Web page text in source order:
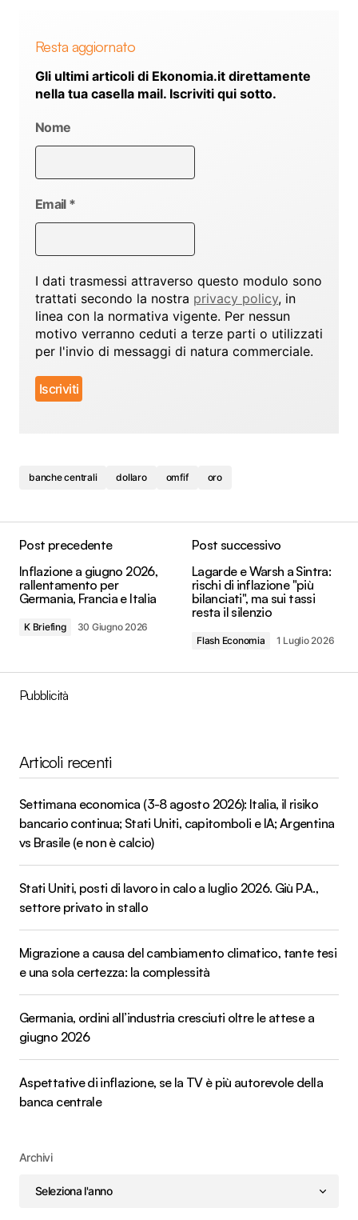
Resta aggiornato
Gli ultimi articoli di Ekonomia.it direttamente
nella tua casella mail. Iscriviti qui sotto.
Nome
Email *
I dati trasmessi attraverso questo modulo sono
trattati secondo la nostra privacy policy, in
linea con la normativa vigente. Per nessun
motivo verranno ceduti a terze parti o utilizzati
per l'invio di messaggi di natura commerciale.
banche centrali dollaro omfif oro
Post precedente
Inflazione a giugno 2026,
rallentamento per
Germania, Francia e Italia
K Briefing 30 Giugno 2026
Post successivo
Lagarde e Warsh a Sintra:
rischi di inflazione "più
bilanciati", ma sui tassi
resta il silenzio
Flash Economia 1 Luglio 2026
Pubblicità
Articoli recenti
Settimana economica (3-8 agosto 2026): Italia, il risiko
bancario continua; Stati Uniti, capitomboli e IA; Argentina
vs Brasile (e non è calcio)
Stati Uniti, posti di lavoro in calo a luglio 2026. Giù P.A.,
settore privato in stallo
Migrazione a causa del cambiamento climatico, tante tesi
e una sola certezza: la complessità
Germania, ordini all’industria cresciuti oltre le attese a
giugno 2026
Aspettative di inflazione, se la TV è più autorevole della
banca centrale
Archivi